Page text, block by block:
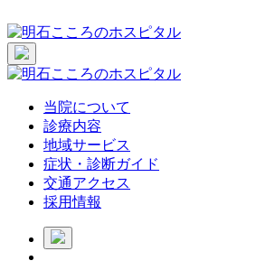
当院について
診療内容
地域サービス
症状・診断ガイド
交通アクセス
採用情報